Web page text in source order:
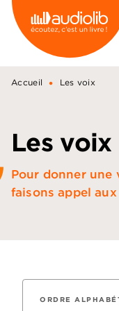
MENU
PIED DE PAGE
Accueil • Les voix
Les voix
Pour donner une
faisons appel
ORDRE